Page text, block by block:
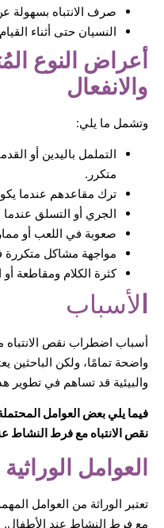
صرف الانتباه بسهولة
النسيان حتى أثناء
أعراض النوع
والانفعال
وتشمل ما يلي:
التململ باليدين أو
متكرر.
ترك مقاعدهم عندما
الجري أو التسلق
صعوبة في اللعب أو
مواجهة مشاكل متكررة
كثرة الكلام ومقاطعة
الأسباب
أسباب اضطراب نقص
واضحة تمامًا، ولكن الباحثين
والبيئية قد تساهم في تطوير
فيما يلي بعض العوامل
نقص الانتباه مع فرط النشاط
العوامل الوراثية
تعتبر الوراثة من العوامل
مع فرط النشاط عند الأطفال.